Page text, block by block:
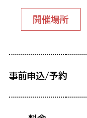
開催場所
事前申込/予約